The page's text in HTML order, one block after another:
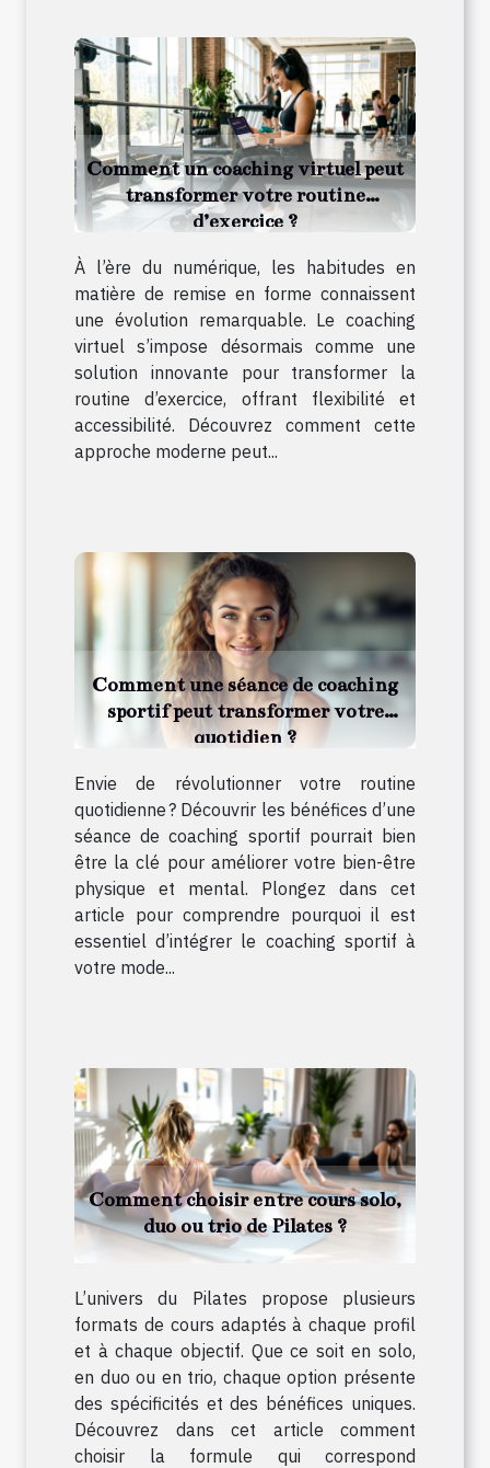
Comment un coaching virtuel peut
transformer votre routine
d’exercice ?
À l’ère du numérique, les habitudes en
matière de remise en forme connaissent
une évolution remarquable. Le coaching
virtuel s’impose désormais comme une
solution innovante pour transformer la
routine d’exercice, offrant flexibilité et
accessibilité. Découvrez comment cette
approche moderne peut...
Comment une séance de coaching
sportif peut transformer votre
quotidien ?
Envie de révolutionner votre routine
quotidienne ? Découvrir les bénéfices d’une
séance de coaching sportif pourrait bien
être la clé pour améliorer votre bien-être
physique et mental. Plongez dans cet
article pour comprendre pourquoi il est
essentiel d’intégrer le coaching sportif à
votre mode...
Comment choisir entre cours solo,
duo ou trio de Pilates ?
L’univers du Pilates propose plusieurs
formats de cours adaptés à chaque profil
et à chaque objectif. Que ce soit en solo,
en duo ou en trio, chaque option présente
des spécificités et des bénéfices uniques.
Découvrez dans cet article comment
choisir la formule qui correspond